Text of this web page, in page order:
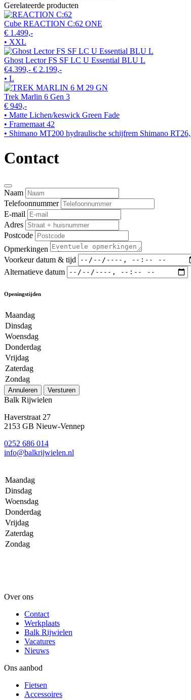
Gerelateerde producten
Cube REACTION C:62 ONE
€ 1.499,-
• XXL
Ghost Lector FS SF LC U Essential BLU L
€4.399,- € 2.199,-
• L
Trek Marlin 6 Gen 3
€ 949,-
• Matte Lichen/keswick Green Fade
• Framemaat 42
• Shimano MT200 hydraulische schijfrem Shimano
Contact
Naam
Telefoonnummer
E-mail
Adres
Postcode
Opmerkingen
Voorkeur datum & tijd
Alternatieve datum
Openingstijden
Maandag
Dinsdag
Woensdag
Donderdag
Vrijdag
Zaterdag
Zondag
Annuleren Versturen
Balk Rijwielen
Haverstraat 27
2153 GB Nieuw-Vennep
0252 686 014
info@balkrijwielen.nl
Maandag
Dinsdag
Woensdag
Donderdag
Vrijdag
Zaterdag
Zondag
Over ons
Contact
Werkplaats
Balk Rijwielen
Vacatures
Nieuws
Ons aanbod
Fietsen
Accessoires